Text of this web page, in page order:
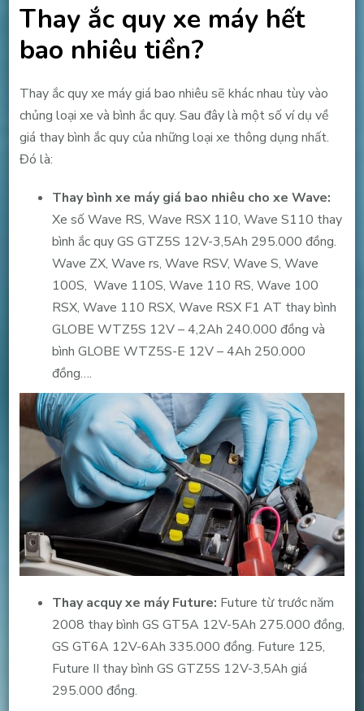
Thay ắc quy xe máy hết
bao nhiêu tiền?
Thay ắc quy xe máy giá bao nhiêu sẽ khác nhau tùy vào
chủng loại xe và bình ắc quy. Sau đây là một số ví dụ về
giá thay bình ắc quy của những loại xe thông dụng nhất.
Đó là:
Thay bình xe máy giá bao nhiêu cho xe Wave:
Xe số Wave RS, Wave RSX 110, Wave S110 thay
bình ắc quy GS GTZ5S 12V-3,5Ah 295.000 đồng.
Wave ZX, Wave rs, Wave RSV, Wave S, Wave
100S, Wave 110S, Wave 110 RS, Wave 100
RSX, Wave 110 RSX, Wave RSX F1 AT thay bình
GLOBE WTZ5S 12V – 4,2Ah 240.000 đồng và
bình GLOBE WTZ5S-E 12V – 4Ah 250.000
đồng….
Thay acquy xe máy Future: Future từ trước năm
2008 thay bình GS GT5A 12V-5Ah 275.000 đồng,
GS GT6A 12V-6Ah 335.000 đồng. Future 125,
Future II thay bình GS GTZ5S 12V-3,5Ah giá
295.000 đồng.